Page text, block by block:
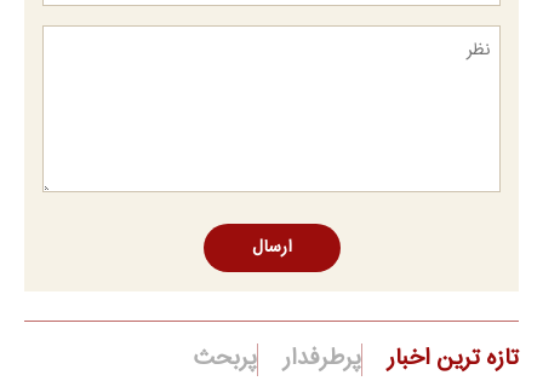
ارسال
تازه ترین اخبار پرطرفدار پربحث